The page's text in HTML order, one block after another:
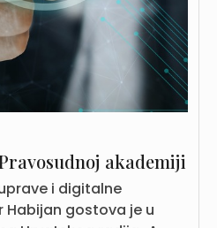
akademiji
i digitalne
gostova je u